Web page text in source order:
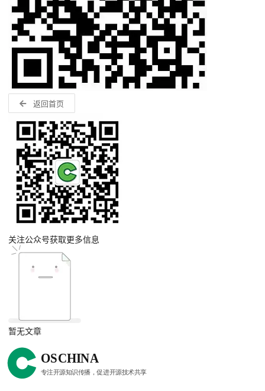
返回首页
关注公众号获取更多信息
暂无文章